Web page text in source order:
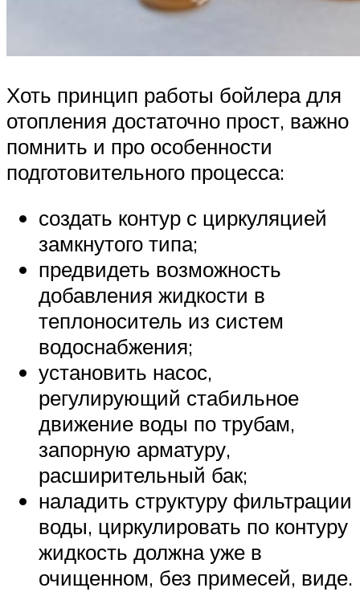
Хоть принцип работы бойлера для
отопления достаточно прост, важно
помнить и про особенности
подготовительного процесса:
создать контур с циркуляцией
замкнутого типа;
предвидеть возможность
добавления жидкости в
теплоноситель из систем
водоснабжения;
установить насос,
регулирующий стабильное
движение воды по трубам,
запорную арматуру,
расширительный бак;
наладить структуру фильтрации
воды, циркулировать по контуру
жидкость должна уже в
очищенном, без примесей, виде.